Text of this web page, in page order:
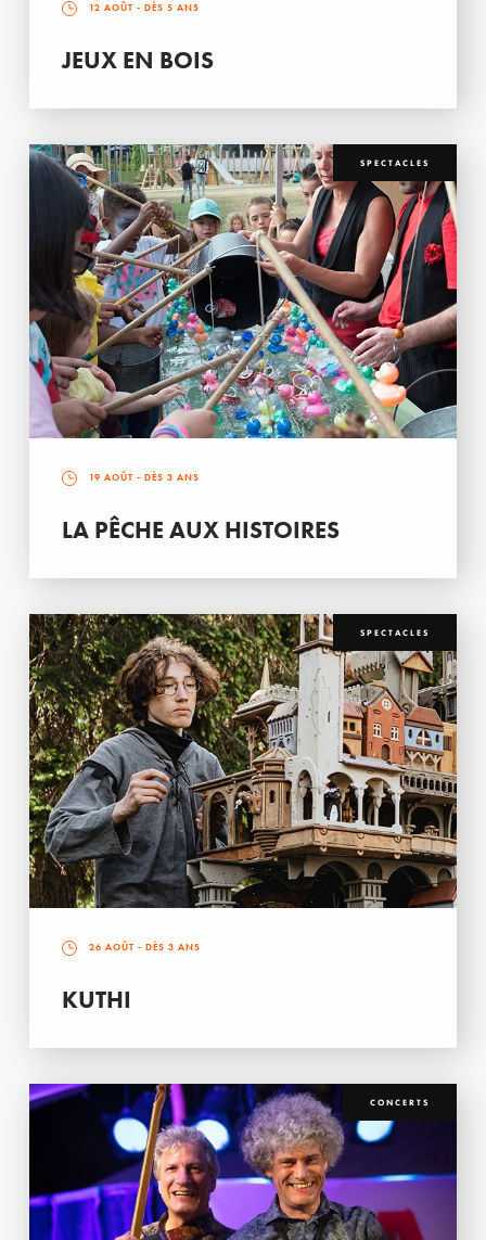
12 AOÛT - DÈS 5 ANS
JEUX EN BOIS
SPECTACLES
19 AOÛT - DÈS 3 ANS
LA PÊCHE AUX HISTOIRES
SPECTACLES
26 AOÛT - DÈS 3 ANS
KUTHI
CONCERTS